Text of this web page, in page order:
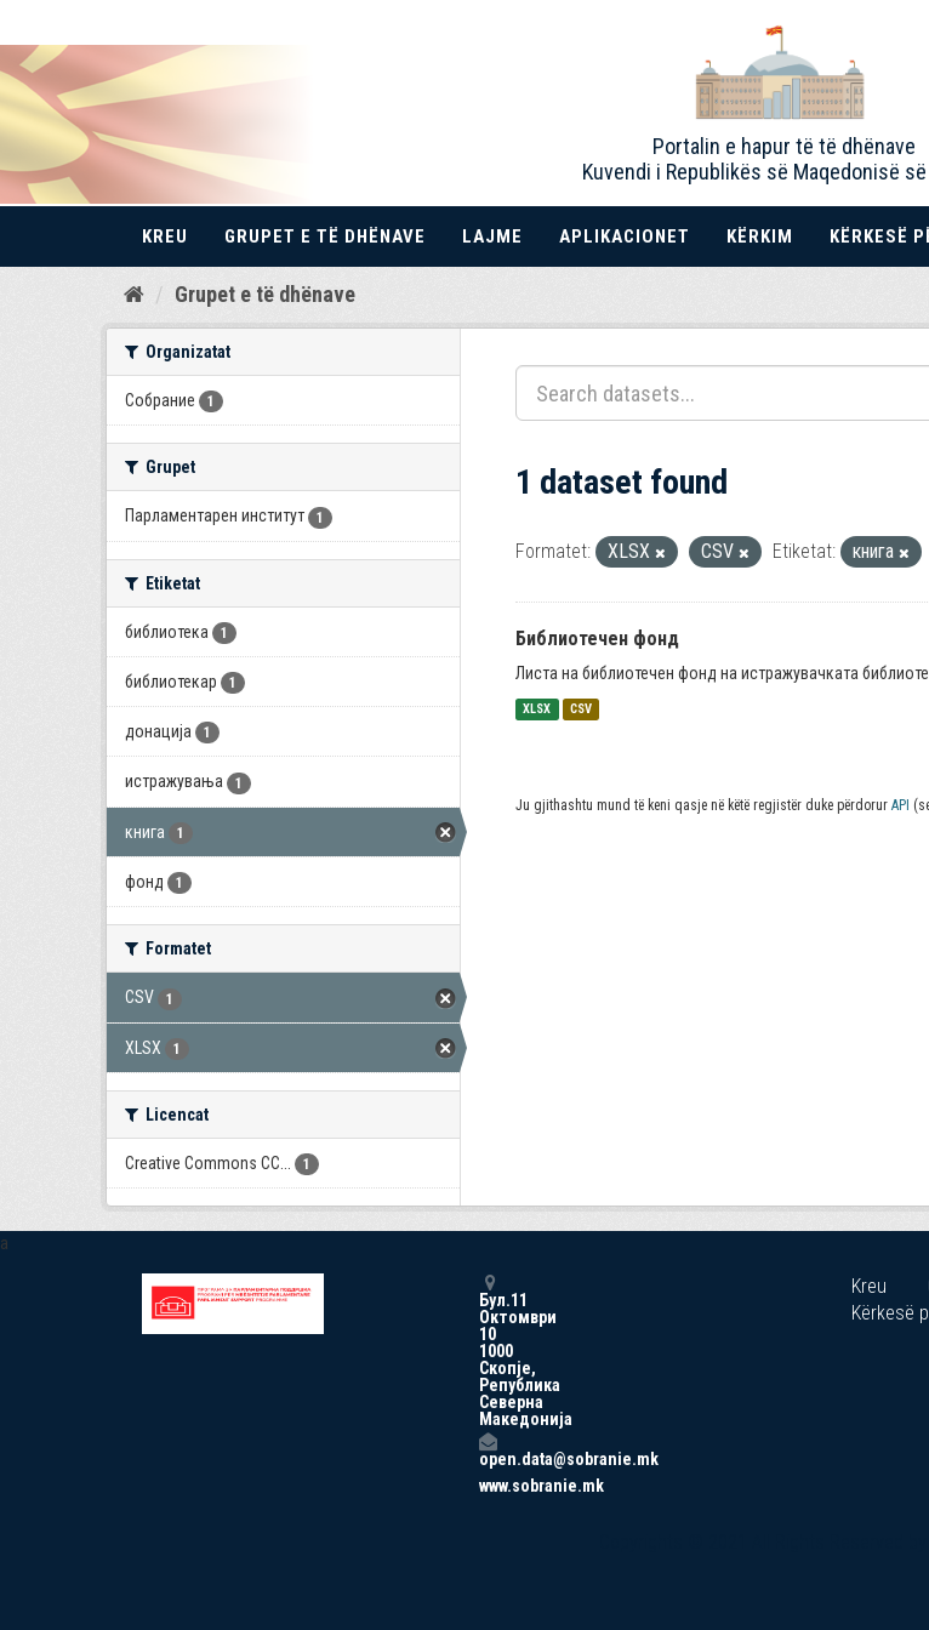
Kalo
Portalin e hapur të të dhënave
Kuvendi i Republikës së Maqedonisë
KREU GRUPET E TË DHËNAVE LAJME APLIKACIONET KËRKIM KËRKESË
Grupet e të dhënave
Organizatat
Собрание 1
Grupet
Парламентарен институт 1
Etiketat
библиотека 1
библиотекар 1
донација 1
истражувања 1
книга 1
фонд 1
Formatet
CSV 1
XLSX 1
Licencat
Creative Commons CC... 1
1 dataset found
Formatet: XLSX CSV Etiketat: книга
Библиотечен фонд
Листа на библиотечен фонд на истражувачката
XLSX CSV
Ju gjithashtu mund të keni qasje në këtë regjistër duke përdorur API
a
Бул.11
Октомври
10
1000
Скопје,
Република
Северна
Македонија
open.data@sobranie.mk
www.sobranie.mk
Kreu
Kërkesë